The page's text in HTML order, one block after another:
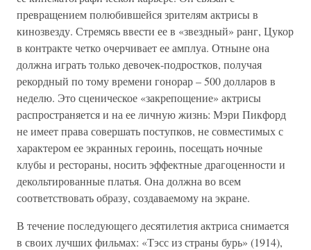
превращением полюбившейся зрителям актрисы в
кинозвезду. Стремясь ввести ее в «звездный» ранг, Цукор
в контракте четко очерчивает ее амплуа. Отныне она
должна играть только девочек-подростков, получая
рекордный по тому времени гонорар – 500 долларов в
неделю. Это сценическое «закрепощение» актрисы
распространяется и на ее личную жизнь: Мэри Пикфорд
не имеет права совершать поступков, не совместимых с
характером ее экранных героинь, посещать ночные
клубы и рестораны, носить эффектные драгоценности и
декольтированные платья. Она должна во всем
соответствовать образу, создаваемому на экране.
В течение последующего десятилетия актриса снимается
в своих лучших фильмах: «Тэсс из страны бурь» (1914),